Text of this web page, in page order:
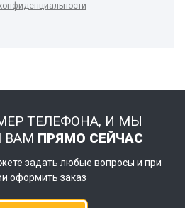
ТЕЛЕФОНА, И МЫ
ВАМ ПРЯМО СЕЙЧАС
задать любые вопросы и при
оформить заказ